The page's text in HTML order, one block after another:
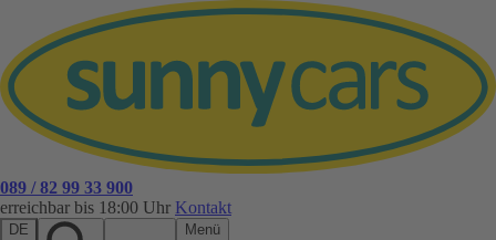
089 / 82 99 33 900
erreichbar bis 18:00 Uhr Kontakt
DE Menü